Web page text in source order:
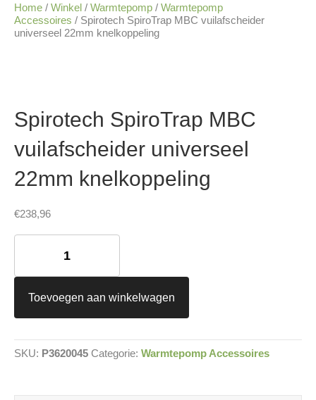
Home / Winkel / Warmtepomp / Warmtepomp
Accessoires / Spirotech SpiroTrap MBC vuilafscheider
universeel 22mm knelkoppeling
Spirotech SpiroTrap MBC
vuilafscheider universeel
22mm knelkoppeling
€238,96
Spirotech
vuilafscheider
universeel
22mm
knelkoppeling
Toevoegen aan winkelwagen
SKU: P3620045 Categorie: Warmtepomp Accessoires